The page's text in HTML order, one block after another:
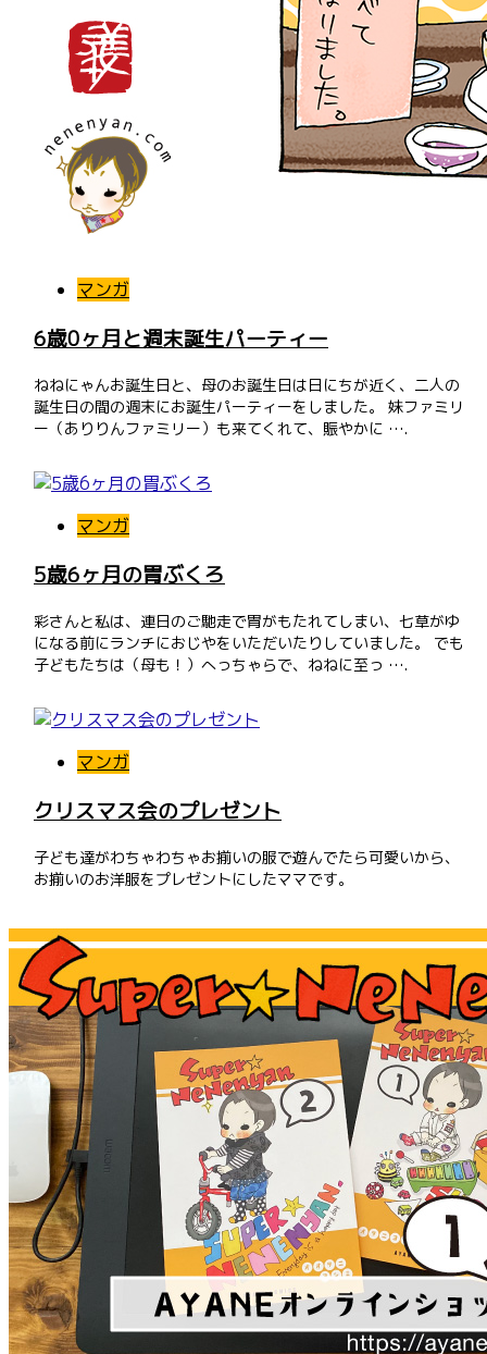
マンガ
6歳0ヶ月と週末誕生パーティー
ねねにゃんお誕生日と、母のお誕生日は日にちが近く、二人の
誕生日の間の週末にお誕生パーティーをしました。 妹ファミリ
ー（ありりんファミリー）も来てくれて、賑やかに ….
マンガ
5歳6ヶ月の胃ぶくろ
彩さんと私は、連日のご馳走で胃がもたれてしまい、七草がゆ
になる前にランチにおじやをいただいたりしていました。 でも
子どもたちは（母も！）へっちゃらで、ねねに至っ ….
マンガ
クリスマス会のプレゼント
子ども達がわちゃわちゃお揃いの服で遊んでたら可愛いから、
お揃いのお洋服をプレゼントにしたママです。